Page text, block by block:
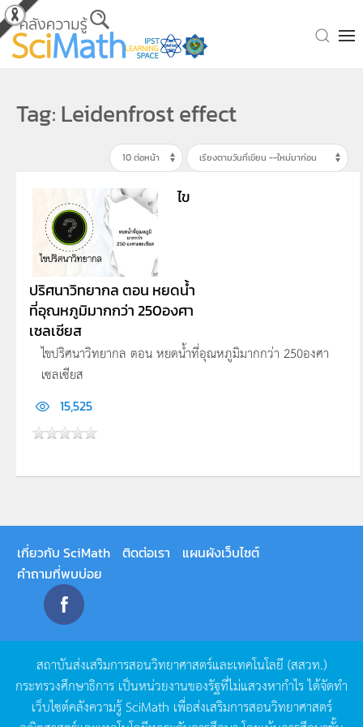
Skip to main content
Tag: Leidenfrost effect
ไข
ปริศนาวิทยากล ตอน หยดน้ำ
ที่อุณหภูมิมากกว่า 250องศา
เซลเซียส
ไขปริศนาวิทยากล ตอน หยดน้ำที่อุณหภูมิมากกว่า 250องศา
เซลเซียส
15,525
เกี่ยวกับ SciMath ติดต่อเรา
แผนผังเว็บไซต์
คำถามที่พบบ่อย
สถาบันส่งเสริมการสอนวิทยาศาสตร์และเทคโนโลยี (สสวท.)
กระทรวงศึกษาธิการ เป็นหน่วยงานของรัฐที่ไม่แสวงหากำไรได้จัดทำ
เว็บไซต์คลังความรู้SciMath เพื่อส่งเสริมการสอนวิทยาศาสตร์